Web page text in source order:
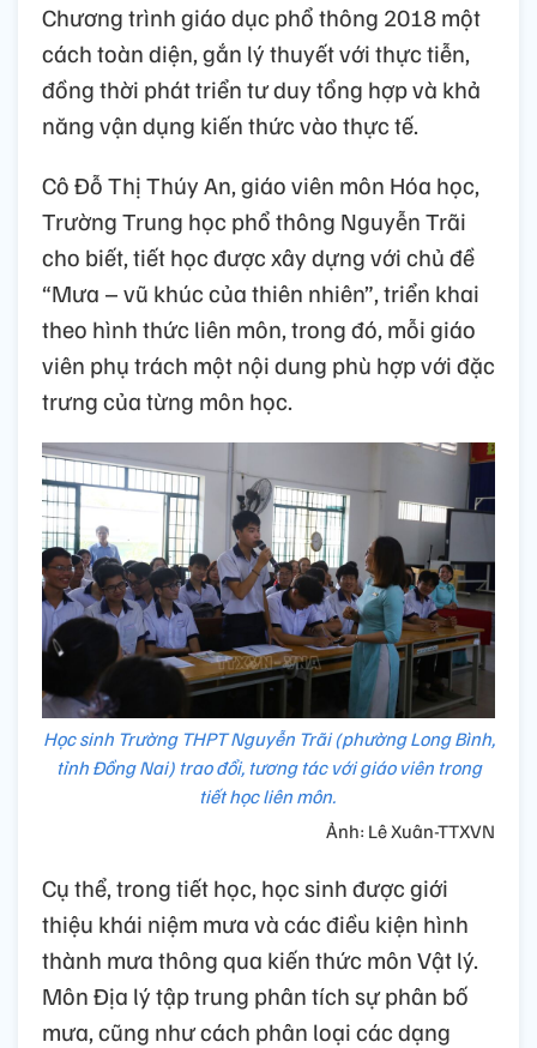
Chương trình giáo dục phổ thông 2018 một
cách toàn diện, gắn lý thuyết với thực tiễn,
đồng thời phát triển tư duy tổng hợp và khả
năng vận dụng kiến thức vào thực tế.
Cô Đỗ Thị Thúy An, giáo viên môn Hóa học,
Trường Trung học phổ thông Nguyễn Trãi
cho biết, tiết học được xây dựng với chủ đề
“Mưa – vũ khúc của thiên nhiên”, triển khai
theo hình thức liên môn, trong đó, mỗi giáo
viên phụ trách một nội dung phù hợp với đặc
trưng của từng môn học.
Học sinh Trường THPT Nguyễn Trãi (phường Long Bình,
tỉnh Đồng Nai) trao đổi, tương tác với giáo viên trong
tiết học liên môn.
Ảnh: Lê Xuân-TTXVN
Cụ thể, trong tiết học, học sinh được giới
thiệu khái niệm mưa và các điều kiện hình
thành mưa thông qua kiến thức môn Vật lý.
Môn Địa lý tập trung phân tích sự phân bố
mưa, cũng như cách phân loại các dạng